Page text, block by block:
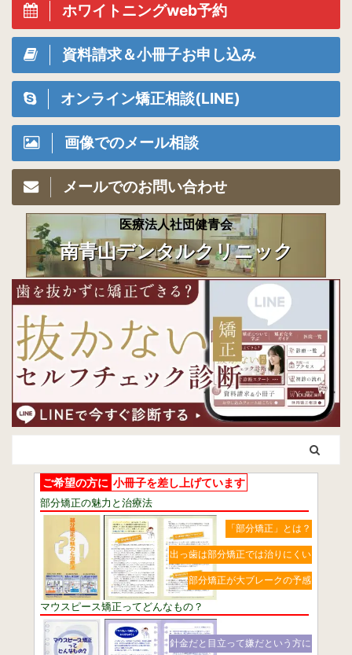
ホワイトニングweb予約
資料請求＆小冊子お申し込み
オンライン矯正相談(LINE)
画像でのメール相談
メールでのお問い合わせ
医療法人社団健青会
南青山デンタルクリニック
ご希望の方に 小冊子を差し上げています
部分矯正の魅力と治療法
「部分矯正」とは？
出っ歯は部分矯正では治りにくい
部分矯正が大ブレークの予感
マウスピース矯正ってどんなもの？
針金だと目立って嫌だという方に